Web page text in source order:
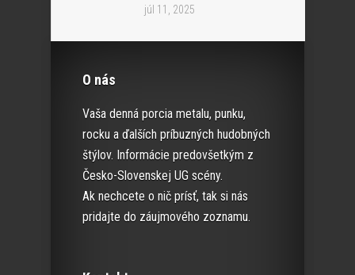
júl 11, 2025
O nás
Vaša denná porcia metalu, punku,
rocku a ďalších príbuzných hudobných
štýlov. Informácie predovšetkým z
Česko-Slovenskej UG scény.
Ak nechcete o nič prísť, tak si nás
pridajte do záujmového zoznamu.